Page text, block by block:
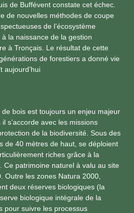
de Buffévent constate cet échec.
de nouvelles méthodes de coupe
de l’écosystème
la naissance de la gestion
à Tronçais. Le résultat de cette
de forestiers a donné vie
aujourd’hui
de bois est toujours un enjeu majeur
s’accorde avec les missions
de la biodiversité. Sous des
de 40 mètres de haut, se déploient
riches grâce à la
Ce patrimoine naturel à valu au site
Outre les zones Natura 2000,
deux réserves biologiques (la
biologique intégrale de la
pour suivre les processus